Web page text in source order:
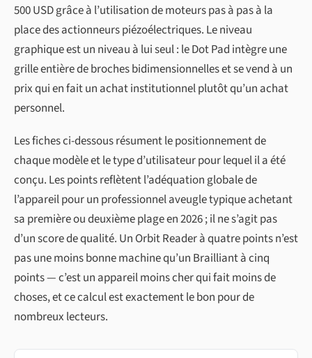
500 USD grâce à l’utilisation de moteurs pas à pas à la
place des actionneurs piézoélectriques. Le niveau
graphique est un niveau à lui seul : le Dot Pad intègre une
grille entière de broches bidimensionnelles et se vend à un
prix qui en fait un achat institutionnel plutôt qu’un achat
personnel.
Les fiches ci-dessous résument le positionnement de
chaque modèle et le type d’utilisateur pour lequel il a été
conçu. Les points reflètent l’adéquation globale de
l’appareil pour un professionnel aveugle typique achetant
sa première ou deuxième plage en 2026 ; il ne s’agit pas
d’un score de qualité. Un Orbit Reader à quatre points n’est
pas une moins bonne machine qu’un Brailliant à cinq
points — c’est un appareil moins cher qui fait moins de
choses, et ce calcul est exactement le bon pour de
nombreux lecteurs.